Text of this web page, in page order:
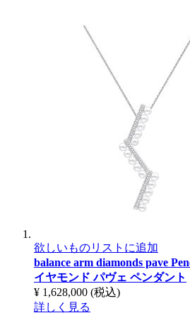
欲しいものリストに追加
balance arm diamonds pave
イヤモンド パヴェ ペンダント
¥ 1,628,000 (税込)
詳しく見る